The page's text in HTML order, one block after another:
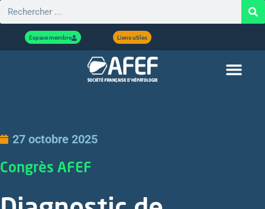
Espace membre Liens utiles
27 octobre 2025
Congrès AFEF